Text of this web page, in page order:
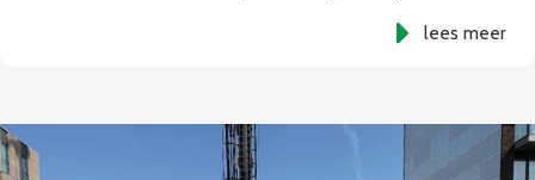
lees meer